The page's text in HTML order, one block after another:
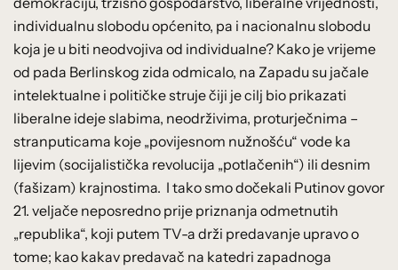
individualnu slobodu općenito, pa i nacionalnu slobodu
koja je u biti neodvojiva od individualne? Kako je vrijeme
od pada Berlinskog zida odmicalo, na Zapadu su jačale
intelektualne i političke struje čiji je cilj bio prikazati
liberalne ideje slabima, neodrživima, proturječnima –
stranputicama koje „povijesnom nužnošću“ vode ka
lijevim (socijalistička revolucija „potlačenih“) ili desnim
(fašizam) krajnostima. I tako smo dočekali Putinov govor
21. veljače neposredno prije priznanja odmetnutih
„republika“, koji putem TV-a drži predavanje upravo o
tome; kao kakav predavač na katedri zapadnoga